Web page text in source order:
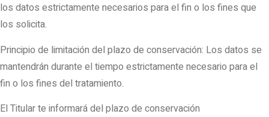
los datos estrictamente necesarios para el fin o los fines que
los solicita.
Principio de limitación del plazo de conservación: Los datos se
mantendrán durante el tiempo estrictamente necesario para el
fin o los fines del tratamiento.
El Titular te informará del plazo de conservación